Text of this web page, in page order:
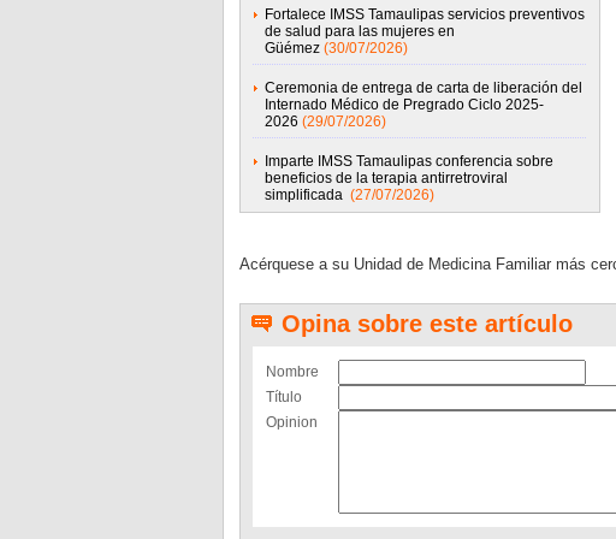
Fortalece IMSS Tamaulipas servicios preventivos
de salud para las mujeres en
Güémez (30/07/2026)
Ceremonia de entrega de carta de liberación del
Internado Médico de Pregrado Ciclo 2025-
2026 (29/07/2026)
Imparte IMSS Tamaulipas conferencia sobre
beneficios de la terapia antirretroviral
simplificada (27/07/2026)
Acérquese a su Unidad de Medicina Familiar más
Opina sobre este artículo
Nombre
Título
Opinion